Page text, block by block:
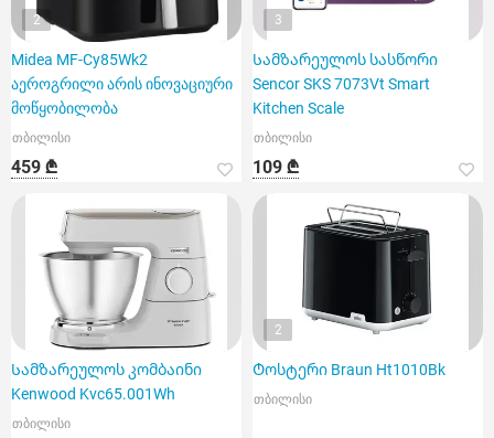
2
Midea MF-Cy85Wk2
აეროგრილი არის ინოვაციური
მოწყობილობა
თბილისი
459 ₾
3
Სამზარეულოს სასწორი
Sencor SKS 7073Vt Smart
Kitchen Scale
თბილისი
109 ₾
Სამზარეულოს კომბაინი
Kenwood Kvc65.001Wh
თბილისი
2
Ტოსტერი Braun Ht1010Bk
თბილისი